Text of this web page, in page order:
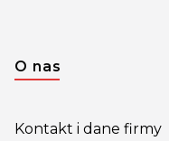
Linki w stopce
O nas
Kontakt i dane firmy